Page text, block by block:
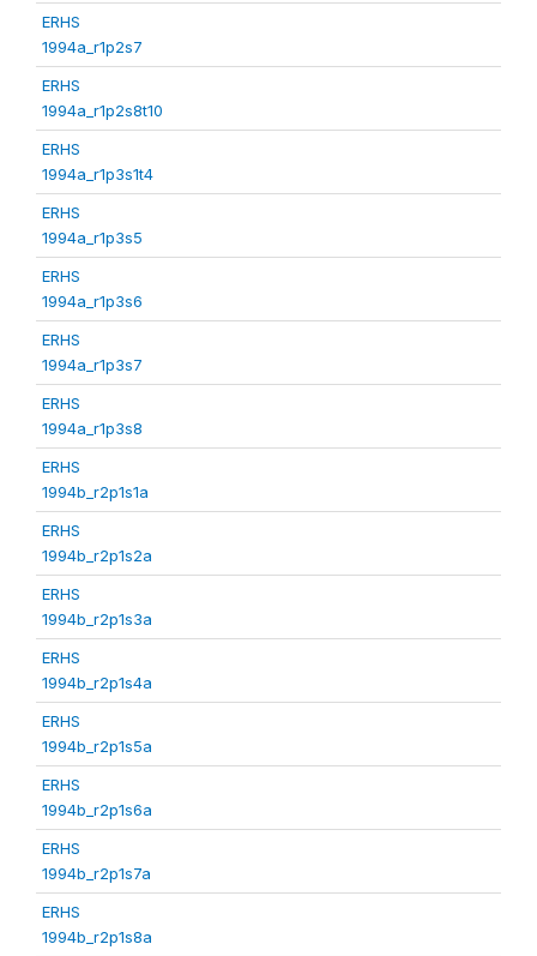
ERHS
1994a_r1p2s7
ERHS
1994a_r1p2s8t10
ERHS
1994a_r1p3s1t4
ERHS
1994a_r1p3s5
ERHS
1994a_r1p3s6
ERHS
1994a_r1p3s7
ERHS
1994a_r1p3s8
ERHS
1994b_r2p1s1a
ERHS
1994b_r2p1s2a
ERHS
1994b_r2p1s3a
ERHS
1994b_r2p1s4a
ERHS
1994b_r2p1s5a
ERHS
1994b_r2p1s6a
ERHS
1994b_r2p1s7a
ERHS
1994b_r2p1s8a